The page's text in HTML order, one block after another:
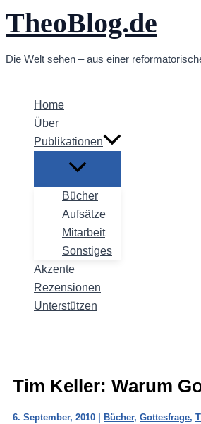
Zum
Inhalt
TheoBlog.de
Die Welt sehen – aus einer
Home
Über
Publikationen
Bücher
Aufsätze
Mitarbeit
Sonstiges
Akzente
Rezensionen
Unterstützen
Tim Keller: Warum
6. September, 2010 | Bücher, Gottesfrage,